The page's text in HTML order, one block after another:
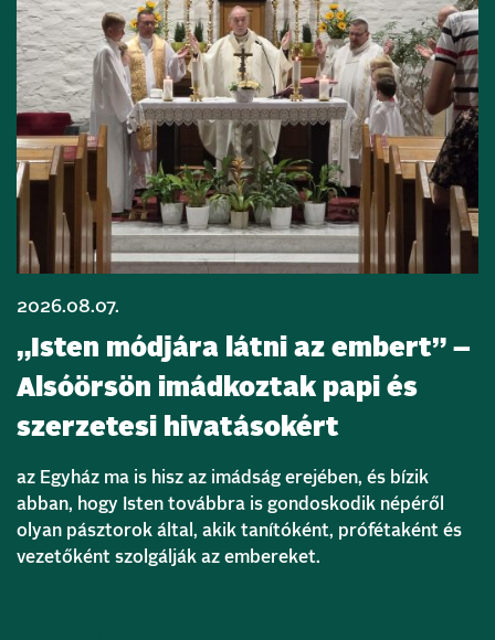
2026.08.07.
„Isten módjára látni az embert” –
Alsóörsön imádkoztak papi és
szerzetesi hivatásokért
az Egyház ma is hisz az imádság erejében, és bízik
abban, hogy Isten továbbra is gondoskodik népéről
olyan pásztorok által, akik tanítóként, prófétaként és
vezetőként szolgálják az embereket.